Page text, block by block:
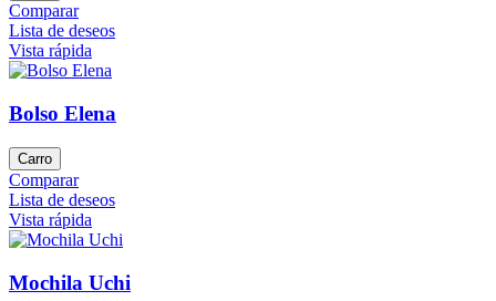
Comparar
Lista de deseos
Vista rápida
Bolso Elena
Carro
Comparar
Lista de deseos
Vista rápida
Mochila Uchi